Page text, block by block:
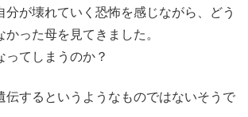
分が壊れていく恐怖を感じながら、どう
った母を見てきました。
てしまうのか？
伝するというようなものではないそうで